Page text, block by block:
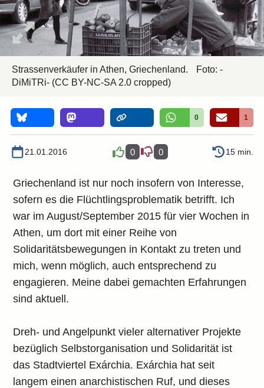
Strassenverkäufer in Athen, Griechenland. Foto: -
DiMiTRi- (CC BY-NC-SA 2.0 cropped)
0 1
21.01.2016 0 0 15 min.
Griechenland ist nur noch insofern von Interesse,
sofern es die Flüchtlingsproblematik betrifft. Ich
war im August/September 2015 für vier Wochen in
Athen, um dort mit einer Reihe von
Solidaritätsbewegungen in Kontakt zu treten und
mich, wenn möglich, auch entsprechend zu
engagieren. Meine dabei gemachten Erfahrungen
sind aktuell.
Dreh- und Angelpunkt vieler alternativer Projekte
bezüglich Selbstorganisation und Solidarität ist
das Stadtviertel Exárchia. Exárchia hat seit
langem einen anarchistischen Ruf, und dieses